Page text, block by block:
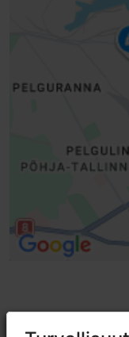
Sisätiloissa
Ei
Portaat -
Tavallinen